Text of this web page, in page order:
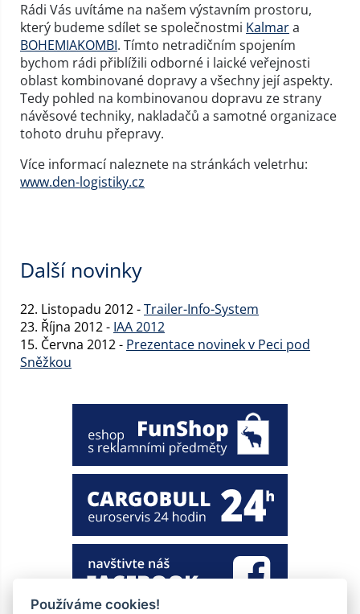
Rádi Vás uvítáme na našem výstavním prostoru,
který budeme sdílet se společnostmi Kalmara
BOHEMIAKOMBI. Tímto netradičním spojením
bychom rádi přiblížili odborné i laické veřejnosti
oblast kombinované dopravy a všechny její aspekty.
Tedy pohled na kombinovanou dopravu ze strany
návěsové techniky, nakladačů a samotné organizace
tohoto druhu přepravy.
Více informací naleznete na stránkách veletrhu:
www.den-logistiky.cz
Další novinky
22. Listopadu 2012 -Trailer-Info-System
23. Října 2012 - IAA 2012
15. Června 2012 - Prezentace novinek v Peci pod
Sněžkou
Používáme cookies!